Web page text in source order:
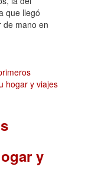
que llegó
de mano en
y